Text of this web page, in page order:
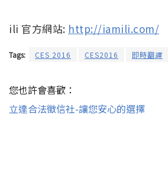
ili 官方網站: http://iamili.com/
Tags: CES 2016 CES2016 即時翻譯
您也許會喜歡：
立達合法徵信社-讓您安心的選擇